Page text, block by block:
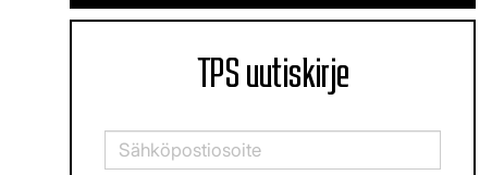
TPS uutiskirje